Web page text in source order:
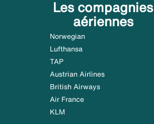
Les compagnies
aériennes
Norwegian
Lufthansa
TAP
Austrian Airlines
British Airways
Air France
KLM